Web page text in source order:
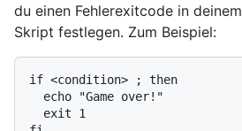
du einen Fehlerexitcode in deinem
Skript festlegen. Zum Beispiel:
if <condition> ; then